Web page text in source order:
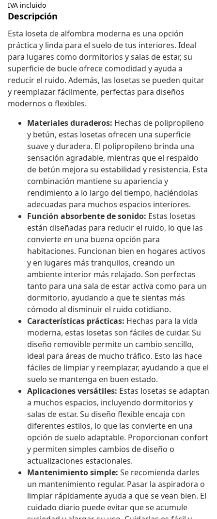
IVA incluido
Descripción
Esta loseta de alfombra moderna es una opción
práctica y linda para el suelo de tus interiores. Ideal
para lugares como dormitorios y salas de estar, su
superficie de bucle ofrece comodidad y ayuda a
reducir el ruido. Además, las losetas se pueden quitar
y reemplazar fácilmente, perfectas para diseños
modernos o flexibles.
Materiales duraderos: Hechas de polipropileno
y betún, estas losetas ofrecen una superficie
suave y duradera. El polipropileno brinda una
sensación agradable, mientras que el respaldo
de betún mejora su estabilidad y resistencia. Esta
combinación mantiene su apariencia y
rendimiento a lo largo del tiempo, haciéndolas
adecuadas para muchos espacios interiores.
Función absorbente de sonido: Estas losetas
están diseñadas para reducir el ruido, lo que las
convierte en una buena opción para
habitaciones. Funcionan bien en hogares activos
y en lugares más tranquilos, creando un
ambiente interior más relajado. Son perfectas
tanto para una sala de estar activa como para un
dormitorio, ayudando a que te sientas más
cómodo al disminuir el ruido cotidiano.
Características prácticas: Hechas para la vida
moderna, estas losetas son fáciles de cuidar. Su
diseño removible permite un cambio sencillo,
ideal para áreas de mucho tráfico. Esto las hace
fáciles de limpiar y reemplazar, ayudando a que el
suelo se mantenga en buen estado.
Aplicaciones versátiles: Estas losetas se adaptan
a muchos espacios, incluyendo dormitorios y
salas de estar. Su diseño flexible encaja con
diferentes estilos, lo que las convierte en una
opción de suelo adaptable. Proporcionan confort
y permiten simples cambios de diseño o
actualizaciones estacionales.
Mantenimiento simple: Se recomienda darles
un mantenimiento regular. Pasar la aspiradora o
limpiar rápidamente ayuda a que se vean bien. El
cuidado diario puede evitar que se acumule